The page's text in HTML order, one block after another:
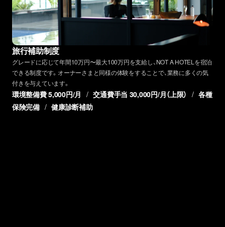
旅行補助制度
グレードに応じて年間10万円〜最大100万円を支給し、NOT A HOTELを宿泊
できる制度です。オーナーさまと同様の体験をすることで、業務に多くの気
付きを与えています。
環境整備費 5,000円/月 / 交通費手当 30,000円/月（上限） / 各種
保険完備 / 健康診断補助